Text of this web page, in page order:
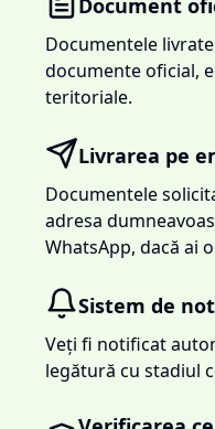
Document
Documentele
documente oficial,
teritoriale.
Livrarea pe
Documentele
adresa
WhatsApp, dacă ai
Sistem de
Veți fi notificat
legătură cu stadiul